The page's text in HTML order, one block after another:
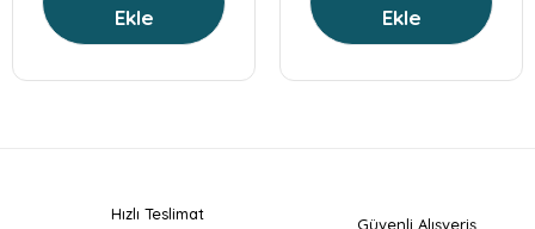
Ekle
Ekle
Hızlı Teslimat
Güvenli Alışveriş